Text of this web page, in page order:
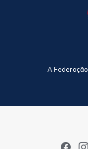
A Federação